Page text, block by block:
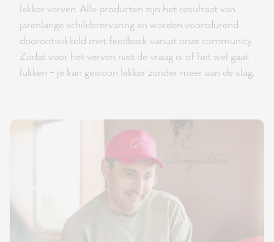
lekker verven. Alle producten zijn het resultaat van
jarenlange schilderervaring en worden voortdurend
doorontwikkeld met feedback vanuit onze community.
Zodat voor het verven niet de vraag is of het wel gaat
lukken - je kan gewoon lekker zonder meer aan de slag.